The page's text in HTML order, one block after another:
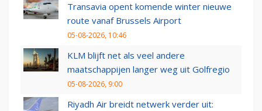
Transavia opent komende winter nieuwe
route vanaf Brussels Airport
05-08-2026, 10:46
KLM blijft net als veel andere
maatschappijen langer weg uit Golfregio
05-08-2026, 9:00
Riyadh Air breidt netwerk verder uit: